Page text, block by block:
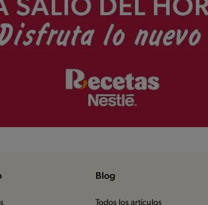
Blog
Todos los artículos